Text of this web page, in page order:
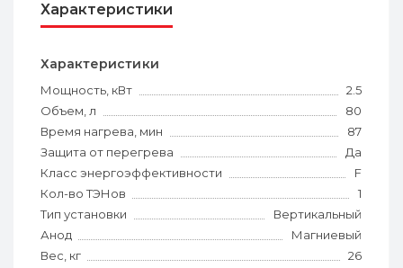
Характеристики
Характеристики
Мощность, кВт
2.5
Объем, л
80
Время нагрева, мин
87
Защита от перегрева
Да
Класс энергоэффективности
F
Кол-во ТЭНов
1
Тип установки
Вертикальный
Анод
Магниевый
Вес, кг
26